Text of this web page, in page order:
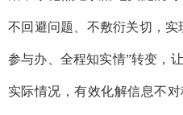
不回避问题、不敷衍关切，实
参与办、全程知实情”转变，
实际情况，有效化解信息不